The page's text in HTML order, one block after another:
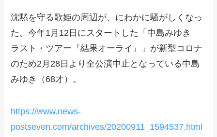
沈黙を守る歌姫の周辺が、にわかに騒がしくなっ
た。今年1月12日にスタートした「中島みゆき
ラスト・ツアー『結果オーライ』」が新型コロナ
のため2月28日より全公演中止となっている中島
みゆき（68才）。
https://www.news-
postseven.com/archives/20200911_1594537.html